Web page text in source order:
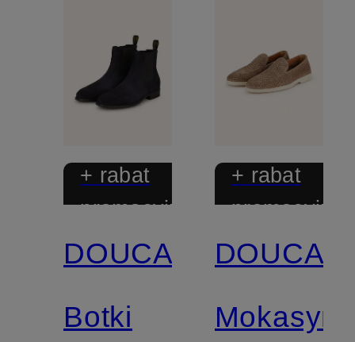
+ rabat
promocyjny
DOUCAL'S
Botki
+ rabat
promocyjny
Mokasyny